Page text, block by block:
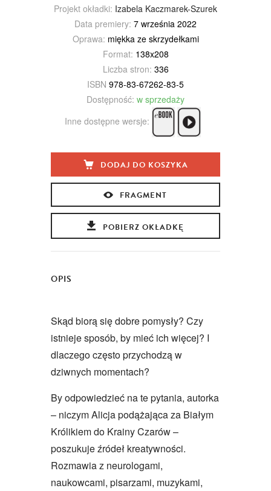
Projekt okładki: Izabela Kaczmarek-Szurek
Data premiery: 7 września 2022
Oprawa: miękka ze skrzydełkami
Format: 138x208
Liczba stron: 336
ISBN 978-83-67262-83-5
Dostępność: w sprzedaży
Inne dostępne wersje:
DODAJ DO KOSZYKA
FRAGMENT
POBIERZ OKŁADKĘ
OPIS
Skąd biorą się dobre pomysły? Czy
istnieje sposób, by mieć ich więcej? I
dlaczego często przychodzą w
dziwnych momentach?
By odpowiedzieć na te pytania, autorka
– niczym Alicja podążająca za Białym
Królikiem do Krainy Czarów –
poszukuje źródeł kreatywności.
Rozmawia z neurologami,
naukowcami, pisarzami, muzykami,